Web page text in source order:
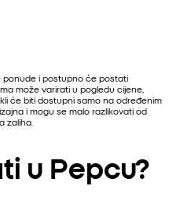
ponude i postupno će postati
može varirati u pogledu cijene,
će biti dostupni samo na određenim
i mogu se malo razlikovati od
zaliha.
u Pepcu?